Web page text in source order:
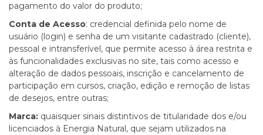
pagamento do valor do produto;
Conta de Acesso: credencial definida pelo nome de
usuário (login) e senha de um visitante cadastrado (cliente),
pessoal e intransferível, que permite acesso à área restrita e
às funcionalidades exclusivas no site, tais como acesso e
alteração de dados pessoais, inscrição e cancelamento de
participação em cursos, criação, edição e remoção de listas
de desejos, entre outras;
Marca: quaisquer sinais distintivos de titularidade dos e/ou
licenciados à Energia Natural, que sejam utilizados na